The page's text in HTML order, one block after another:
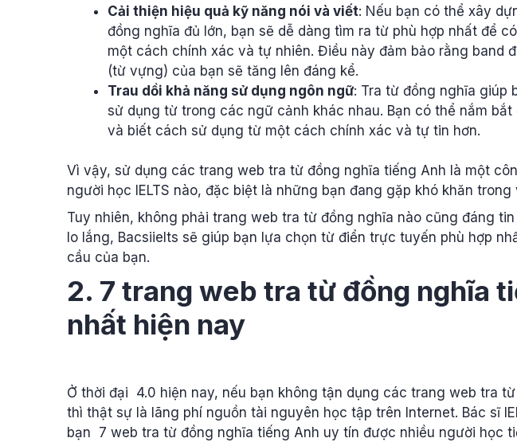
Cải thiện hiệu quả kỹ năng nói và viết: Nếu bạn có thể xây
đồng nghĩa đủ lớn, bạn sẽ dễ dàng tìm ra từ phù hợp nhất để
một cách chính xác và tự nhiên. Điều này đảm bảo rằng band
(từ vựng) của bạn sẽ tăng lên đáng kể.
Trau dồi khả năng sử dụng ngôn ngữ: Tra từ đồng nghĩa giúp
sử dụng từ trong các ngữ cảnh khác nhau. Bạn có thể nắm
và biết cách sử dụng từ một cách chính xác và tự tin hơn.
Vì vậy, sử dụng các trang web tra từ đồng nghĩa tiếng Anh là một
người học IELTS nào, đặc biệt là những bạn đang gặp khó khăn
Tuy nhiên, không phải trang web tra từ đồng nghĩa nào cũng đáng
lo lắng, Bacsiielts sẽ giúp bạn lựa chọn từ điển trực tuyến phù hợp
cầu của bạn.
2. 7 trang web tra từ đồng nghĩa
nhất hiện nay
Ở thời đại 4.0 hiện nay, nếu bạn không tận dụng các trang web tra
thì thật sự là lãng phí nguồn tài nguyên học tập trên Internet. Bác sĩ
bạn 7 web tra từ đồng nghĩa tiếng Anh uy tín được nhiều người học